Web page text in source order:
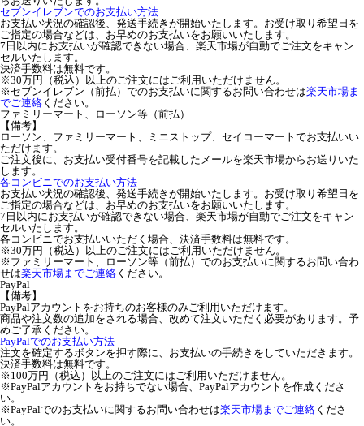
セブンイレブンでのお支払い方法
お支払い状況の確認後、発送手続きが開始いたします。お受け取り希望日を
ご指定の場合などは、お早めのお支払いをお願いいたします。
7日以内にお支払いが確認できない場合、楽天市場が自動でご注文をキャン
セルいたします。
決済手数料は無料です。
※30万円（税込）以上のご注文にはご利用いただけません。
※セブンイレブン（前払）でのお支払いに関するお問い合わせは楽天市場ま
でご連絡 ください。
ファミリーマート、ローソン等（前払）
【備考】
ローソン、ファミリーマート、ミニストップ、セイコーマートでお支払いい
ただけます。
ご注文後に、お支払い受付番号を記載したメールを楽天市場からお送りいた
します。
各コンビニでのお支払い方法
お支払い状況の確認後、発送手続きが開始いたします。お受け取り希望日を
ご指定の場合などは、お早めのお支払いをお願いいたします。
7日以内にお支払いが確認できない場合、楽天市場が自動でご注文をキャン
セルいたします。
各コンビニでお支払いいただく場合、決済手数料は無料です。
※30万円（税込）以上のご注文にはご利用いただけません。
※ファミリーマート、ローソン等（前払）でのお支払いに関するお問い合わ
せは楽天市場までご連絡 ください。
PayPal
【備考】
PayPalアカウントをお持ちのお客様のみご利用いただけます。
商品や注文数の追加をされる場合、改めて注文いただく必要があります。予
めご了承ください。
PayPalでのお支払い方法
注文を確定するボタンを押す際に、お支払いの手続きをしていただきます。
決済手数料は無料です。
※100万円（税込）以上のご注文にはご利用いただけません。
※PayPalアカウントをお持ちでない場合、PayPalアカウントを作成くださ
い。
※PayPalでのお支払いに関するお問い合わせは楽天市場までご連絡 くださ
い。